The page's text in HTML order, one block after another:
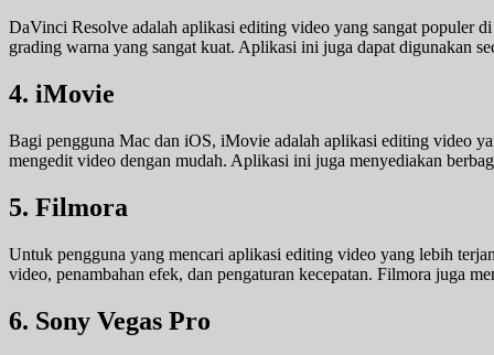
DaVinci Resolve adalah aplikasi editing video yang sangat populer
grading warna yang sangat kuat. Aplikasi ini juga dapat digunakan
4. iMovie
Bagi pengguna Mac dan iOS, iMovie adalah aplikasi editing video
mengedit video dengan mudah. Aplikasi ini juga menyediakan
5. Filmora
Untuk pengguna yang mencari aplikasi editing video yang lebih
video, penambahan efek, dan pengaturan kecepatan. Filmora juga
6. Sony Vegas Pro